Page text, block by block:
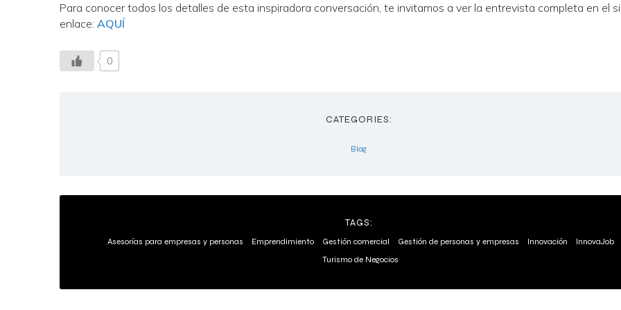
Para conocer todos los detalles de esta inspiradora conversación, te invitamos a ver la entrevista completa en el
enlace: AQUÍ
0
CATEGORIES:
Blog
TAGS:
Asesorías para empresas y personas Emprendimiento Gestión comercial Gestión de personas y empresas Innovación
InnovaJob
Turismo de Negocios